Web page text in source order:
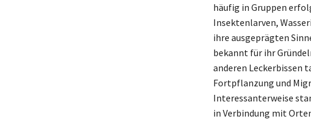
häufig in Gruppen
Insektenlarven,
ihre ausgeprägten
bekannt für ihr
anderen Leckerbissen
Fortpflanzung und
Interessanterweise
in Verbindung mit